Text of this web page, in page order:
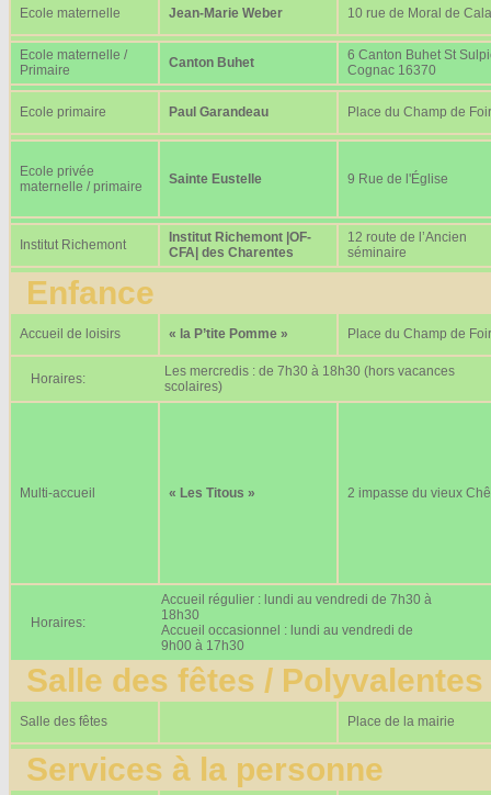
Ecole maternelle Jean-Marie Weber 10 rue de Moral de
Ecole maternelle /
Primaire
Canton Buhet
6 Canton Buhet St
Cognac 16370
Ecole primaire Paul Garandeau Place du Champ de
Ecole privée
maternelle / primaire
Sainte Eustelle 9 Rue de l'Église
Institut Richemont
Institut Richemont |OF-
CFA| des Charentes
12 route de l’Ancien
séminaire
Enfance
Accueil de loisirs « la P’tite Pomme » Place du Champ de
Horaires:
Les mercredis : de 7h30 à 18h30 (hors vacances
scolaires)
Multi-accueil « Les Titous » 2 impasse du vieux
Horaires:
Accueil régulier : lundi au vendredi de 7h30 à
18h30
Accueil occasionnel : lundi au vendredi de
9h00 à 17h30
Salle des fêtes / Polyvalentes
Salle des fêtes Place de la mairie
Services à la personne